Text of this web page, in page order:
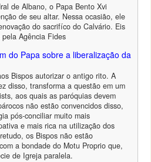
de Albano, o Papa Bento Xvi
de seu altar. Nessa ocasião, ele
do sacrifíco do Calvário. Eis
Agência Fides
do Papa sobre a liberalização da
Bispos autorizar o antigo rito. A
disso, transforma a questão em um
aos quais as paróquias devem
não estão convencidos disso,
pós-conciliar muito mais
e mais rica na utilização dos
os Bispos não estão
a bondade do Motu Proprio que,
de Igreja paralela.